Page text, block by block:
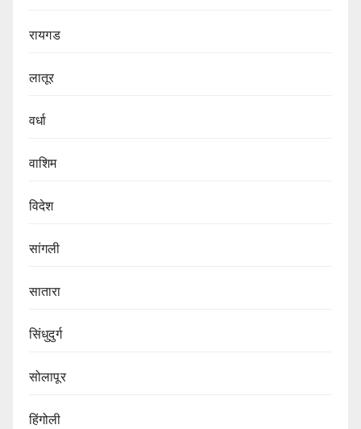
रायगड
लातूर
वर्धा
वाशिम
विदेश
सांगली
सातारा
सिंधुदुर्ग
सोलापूर
हिंगोली